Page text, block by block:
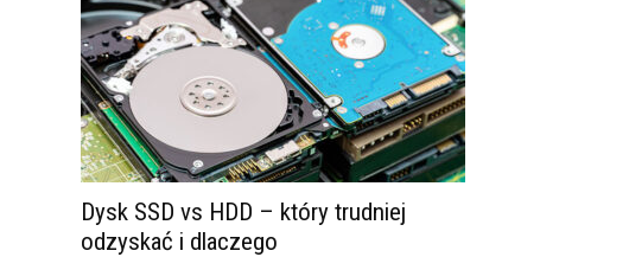
Dysk SSD vs HDD – który trudniej
odzyskać i dlaczego